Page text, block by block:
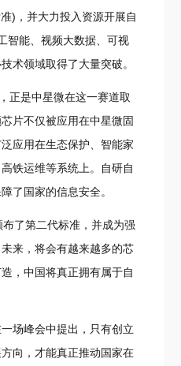
)，并大力投入资源开展自
智能、视频大数据、可视
术领域取得了大量突破。
正是中星微在这一赛道取
片不仅被应用在中星微固
应用在生态保护、智能家
铁运维等系统上。自研自
了国家的信息安全。
了第二代标准，并成为强
来，将会有越来越多的芯
，中国将真正拥有属于自
场峰会中提出，只有创立
向，才能真正推动国家在